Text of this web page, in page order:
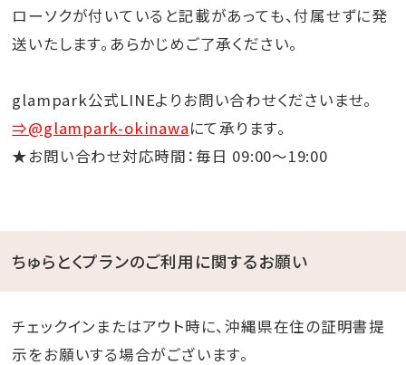
ローソクが付いていると記載があっても、付属せずに発
送いたします。あらかじめご了承ください。
glampark公式LINEよりお問い合わせくださいませ。
⇒@glampark-okinawaにて承ります。
★お問い合わせ対応時間：毎日 09:00～19:00
ちゅらとくプランのご利用に関するお願い
チェックインまたはアウト時に、沖縄県在住の証明書提
示をお願いする場合がございます。